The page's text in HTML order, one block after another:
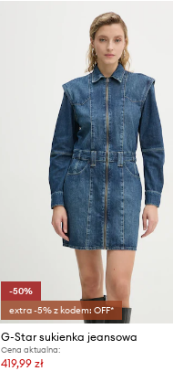
-50%
extra -5% z kodem: OFF*
G-Star sukienka jeansowa
Cena aktualna:
419,99 zł